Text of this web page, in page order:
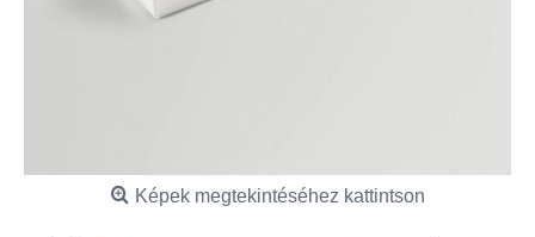
Képek megtekintéséhez kattintson